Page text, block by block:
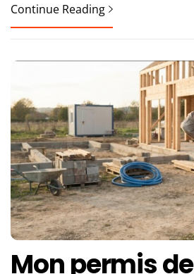
Continue Reading
Mon permis de